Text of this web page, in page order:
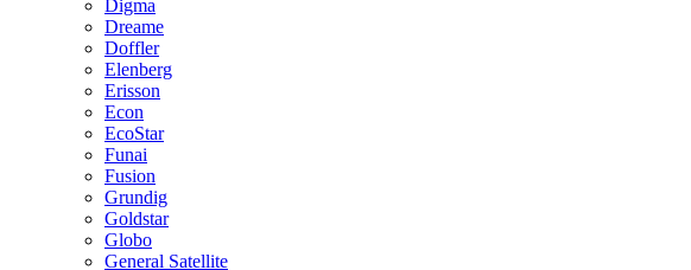
Digma
Dreame
Doffler
Elenberg
Erisson
Econ
EcoStar
Funai
Fusion
Grundig
Goldstar
Globo
General Satellite